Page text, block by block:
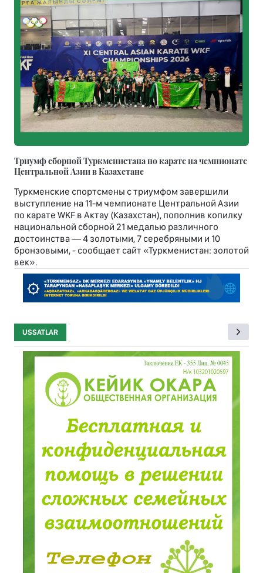
Триумф сборной Туркменистана по карате на чемпионате
Центральной Азии в Казахстане
Туркменские спортсмены с триумфом завершили
выступление на 11-м чемпионате Центральной Азии
по карате WKF в Актау (Казахстан), пополнив копилку
национальной сборной 21 медалью различного
достоинства — 4 золотыми, 7 серебряными и 10
бронзовыми, - сообщает сайт «Туркменистан: золотой
век».
USSATLAR